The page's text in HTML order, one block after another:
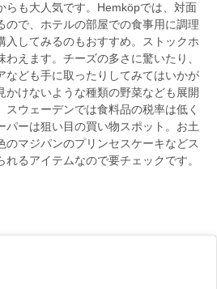
らも大人気です。Hemköpでは、対面
ので、ホテルの部屋での食事用に調理
入してみるのもおすすめ。ストックホ
えます。チーズの多さに驚いたり、
なども手に取ったりしてみてはいかが
かけないような種類の野菜なども展開
スウェーデンでは食料品の税率は低く
パーは狙い目の買い物スポット。お土
のマジパンのプリンセスケーキなどス
るアイテムなので要チェックです。